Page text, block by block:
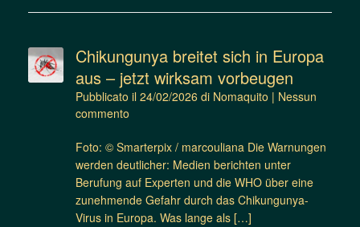
Chikungunya breitet sich in Europa
aus – jetzt wirksam vorbeugen
Pubblicato il 24/02/2026 di Nomaquito | Nessun
commento
Foto: © Smarterpix / marcouliana Die Warnungen
werden deutlicher: Medien berichten unter
Berufung auf Experten und die WHO über eine
zunehmende Gefahr durch das Chikungunya-
Virus in Europa. Was lange als […]